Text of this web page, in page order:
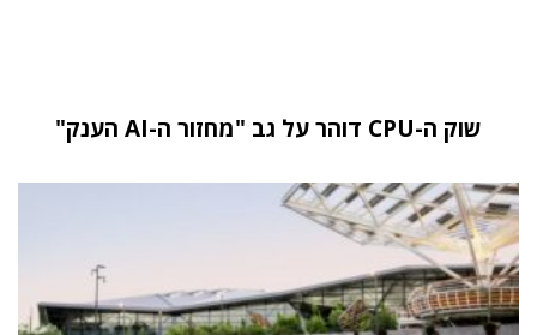
שוק ה-CPU דוהר על גב "מחזור ה-AI הענק"